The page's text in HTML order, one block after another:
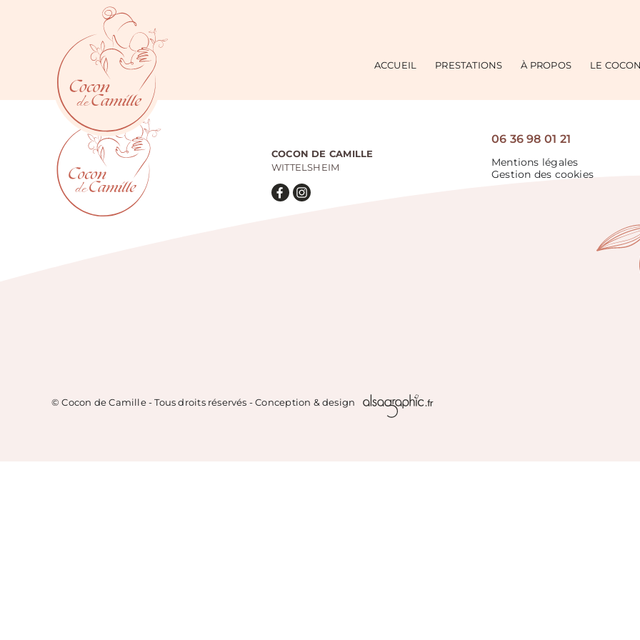
ACCUEIL PRESTATIONS À PROPOS LE COCON
COCON DE CAMILLE
WITTELSHEIM
06 36 98 01 21
Mentions légales
Gestion des cookies
© Cocon de Camille - Tous droits réservés - Conception & design